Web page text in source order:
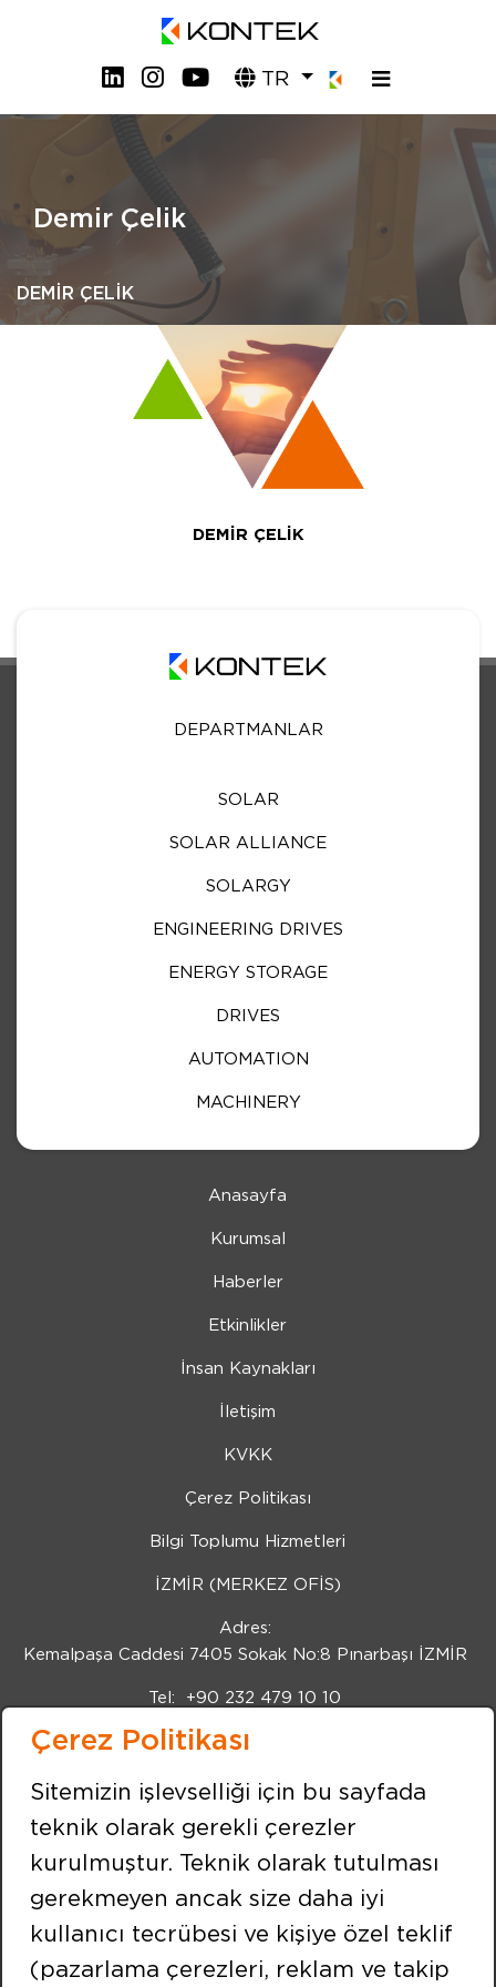
TR
Demir Çelik
DEMİR ÇELİK
DEMİR ÇELİK
Çerez Politikası
Sitemizin işlevselliği için bu sayfada
teknik olarak gerekli çerezler
kurulmuştur. Teknik olarak tutulması
gerekmeyen ancak size daha iyi
kullanıcı tecrübesi ve kişiye özel teklif
(pazarlama çerezleri, reklam ve takip
DEPARTMANLAR
SOLAR
SOLAR ALLIANCE
SOLARGY
ENGINEERING DRIVES
ENERGY STORAGE
DRIVES
AUTOMATION
MACHINERY
Anasayfa
Kurumsal
Haberler
Etkinlikler
İnsan Kaynakları
İletişim
KVKK
Çerez Politikası
Bilgi Toplumu Hizmetleri
İZMİR (MERKEZ OFİS)
Adres:
Kemalpaşa Caddesi 7405 Sokak No:8 Pınarbaşı İZMİR
Tel: +90 232 479 10 10
Fax: +90 232 479 91 91
BİZİ TAKİP EDİN
İSTANBUL
Adres:
Merkez Mahallesi Efnan Sokak No:9 Çekmeköy /
İSTANBUL